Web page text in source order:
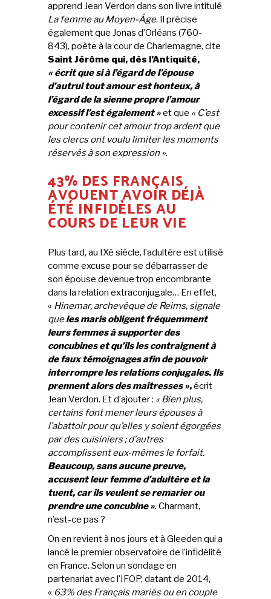
apprend Jean Verdon dans son livre intitulé
La femme au Moyen-Âge. Il précise
également que Jonas d’Orléans (760-
843), poète à la cour de Charlemagne, cite
Saint Jérôme qui, dès l’Antiquité,
« écrit que si à l’égard de l’épouse
d’autrui tout amour est honteux, à
l’égard de la sienne propre l’amour
excessif l’est également »et que « C’est
pour contenir cet amour trop ardent que
les clercs ont voulu limiter les moments
réservés à son expression ».
43% DES FRANÇAIS
AVOUENT AVOIR DÉJÀ
ÉTÉ INFIDÈLES AU
COURS DE LEUR VIE
Plus tard, au IXè siècle, l’adultère est utilisé
comme excuse pour se débarrasser de
son épouse devenue trop encombrante
dans la relation extraconjugale… En effet,
« Hinemar, archevêque de Reims, signale
queles maris obligent fréquemment
leurs femmes à supporter des
concubines et qu’ils les contraignent à
de faux témoignages afin de pouvoir
interrompre les relations conjugales. Ils
prennent alors des maîtresses »,écrit
Jean Verdon. Et d’ajouter : « Bien plus,
certains font mener leurs épouses à
l’abattoir pour qu’elles y soient égorgées
par des cuisiniers ; d’autres
accomplissent eux-mêmes le forfait.
Beaucoup, sans aucune preuve,
accusent leur femme d’adultère et la
tuent, car ils veulent se remarier ou
prendre une concubine ». Charmant,
n’est-ce pas ?
On en revient à nos jours et à Gleeden qui a
lancé le premier observatoire de l’infidélité
en France. Selon un sondage en
partenariat avec l’IFOP, datant de 2014,
« 63% des Français mariés ou en couple